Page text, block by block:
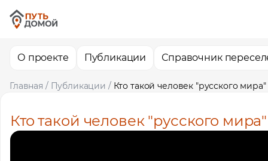
О проекте Публикации Справочник
Главная / Публикации / Кто такой человек "русского
Кто такой человек "русского